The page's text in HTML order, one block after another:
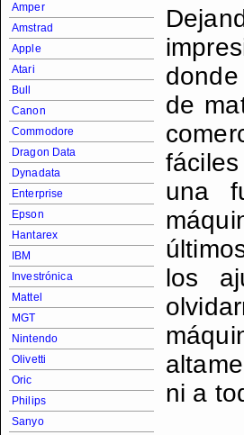
Amper
Amstrad
Apple
Atari
Bull
Canon
Commodore
Dragon Data
Dynadata
Enterprise
Epson
Hantarex
IBM
Investrónica
Mattel
MGT
Nintendo
Olivetti
Oric
Philips
Sanyo
de
una
los
ni a